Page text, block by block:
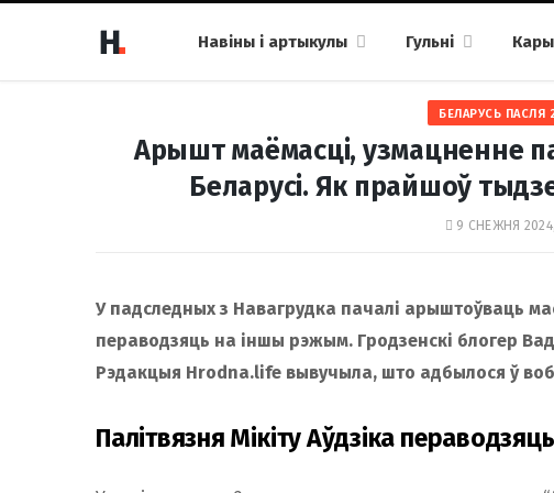
Навіны і артыкулы Гульні
БЕЛАРУСЬ ПАСЛЯ
Арышт маёмасці, узмацненне
Беларусі. Як прайшоў
9 СНЕЖНЯ
У падследных з Навагрудка пачалі арыштоўваць
пераводзяць на іншы рэжым. Гродзенскі блогер
Рэдакцыя Hrodna.life вывучыла, што адбылося ў
Палітвязня Мікіту Аўдзіка